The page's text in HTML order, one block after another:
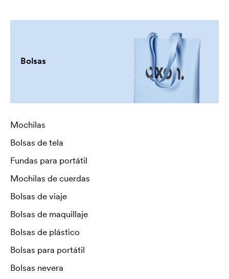
Bolsas
Mochilas
Bolsas de tela
Fundas para portátil
Mochilas de cuerdas
Bolsas de viaje
Bolsas de maquillaje
Bolsas de plástico
Bolsas para portátil
Bolsas nevera